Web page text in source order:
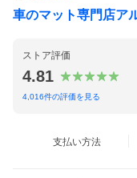
車のマット専門店ア
ストア評価
4.81
4,016件の評価を見る
支払い方法